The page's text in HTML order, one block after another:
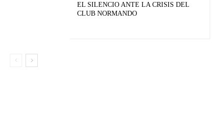
EL SILENCIO ANTE LA CRISIS DEL
CLUB NORMANDO